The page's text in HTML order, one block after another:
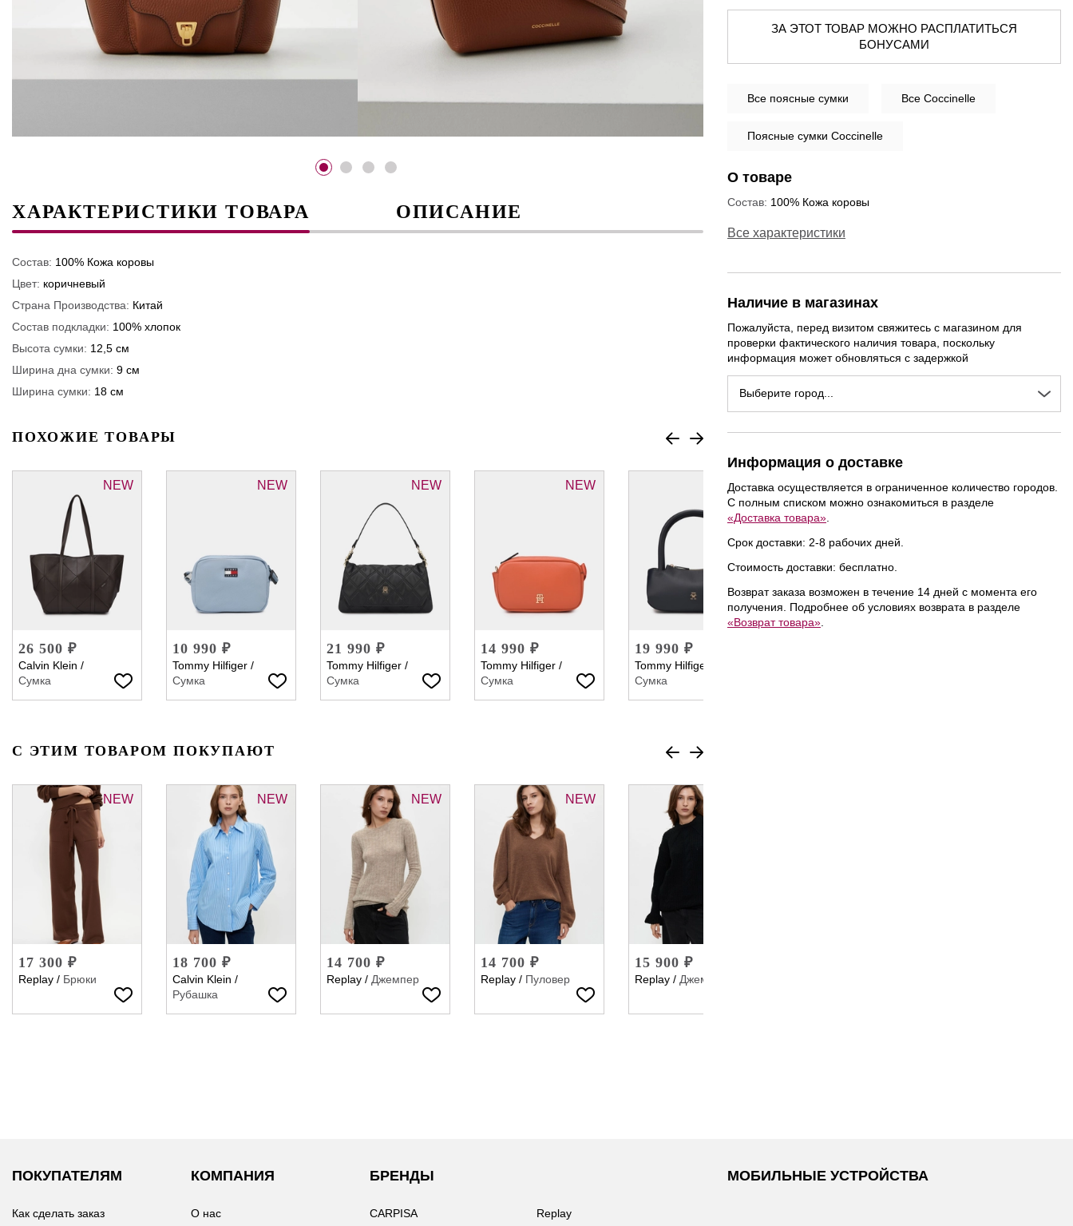
ХАРАКТЕРИСТИКИ ТОВАРА ОПИСАНИЕ
Состав: 100% Кожа коровы
Цвет: коричневый
Страна Производства: Китай
Состав подкладки: 100% хлопок
Высота сумки: 12,5 см
Ширина дна сумки: 9 см
Ширина сумки: 18 см
ПОХОЖИЕ ТОВАРЫ
NEW
26 500 ₽
Calvin Klein /
Сумка
NEW
10 990 ₽
Tommy Hilfiger /
Сумка
NEW
21 990 ₽
Tommy Hilfiger /
Сумка
NEW
14 990 ₽
Tommy Hilfiger /
Сумка
NEW
19 990 ₽
Tommy Hilfiger
Сумка
NEW NEW
С ЭТИМ ТОВАРОМ ПОКУПАЮТ
NEW
17 300 ₽
Replay / Брюки
NEW
18 700 ₽
Calvin Klein /
Рубашка
NEW
14 700 ₽
Replay / Джемпер
NEW
14 700 ₽
Replay / Пуловер
15 900 ₽
Replay / Джемпер
ЗА ЭТОТ ТОВАР МОЖНО РАСПЛАТИТЬСЯ
БОНУСАМИ
Все поясные сумки Все Coccinelle
Поясные сумки Coccinelle
О товаре
Состав: 100% Кожа коровы
Все характеристики
Наличие в магазинах
Пожалуйста, перед визитом свяжитесь с магазином для
проверки фактического наличия товара, поскольку
информация может обновляться с задержкой
Выберите город...
Информация о доставке
Доставка осуществляется в ограниченное количество городов.
С полным списком можно ознакомиться в разделе
«Доставка товара»
Срок доставки: 2-8 рабочих дней.
Стоимость доставки: бесплатно.
Возврат заказа возможен в течение 14 дней с момента его
получения. Подробнее об условиях возврата в разделе
«Возврат товара»
ПОКУПАТЕЛЯМ
Как сделать заказ
КОМПАНИЯ
О нас
БРЕНДЫ
CARPISA Replay
МОБИЛЬНЫЕ УСТРОЙСТВА